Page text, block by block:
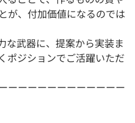
が、付加価値になるのでは
な武器に、提案から実装ま
ポジションでご活躍いただ
ーーーーーーーーーーーー